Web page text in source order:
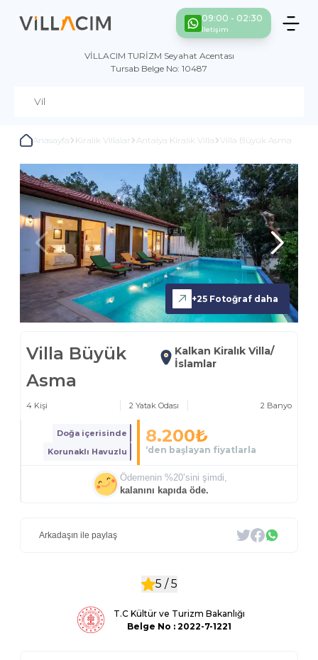
09:00 - 02:30
İletişim
VİLLACIM TURİZM Seyahat Acentası
Tursab Belge No: 10487
Anasayfa Kiralık Villalar Antalya Kiralık Villa Villa Büyük Asma
+25 Fotoğraf daha
Villa Büyük
Asma
Kalkan Kiralık Villa/
İslamlar
4 Kişi 2 Yatak Odası 2 Banyo
Doğa içerisinde
Korunaklı Havuzlu
8.200₺
‘den başlayan fiyatlarla
Ödemenin %20’sini şimdi,
kalanını kapıda öde.
Arkadaşın ile paylaş
5 /5
T.C Kültür ve Turizm Bakanlığı
Belge No : 2022-7-1221